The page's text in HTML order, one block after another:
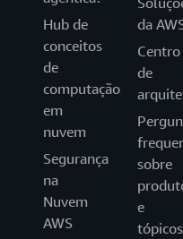
Hub de
conceitos
de
computação
em
nuvem
Segurança
na
Nuvem
AWS
da
Centro
de
sobre
e
tópicos